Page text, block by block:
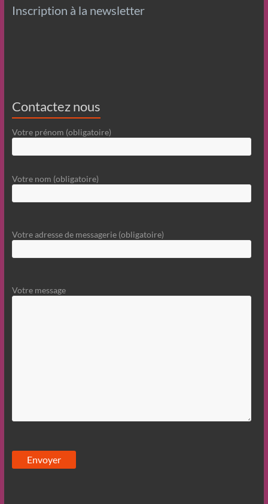
Inscription à la newsletter
Contactez nous
Votre prénom (obligatoire)
Votre nom (obligatoire)
Votre adresse de messagerie (obligatoire)
Votre message